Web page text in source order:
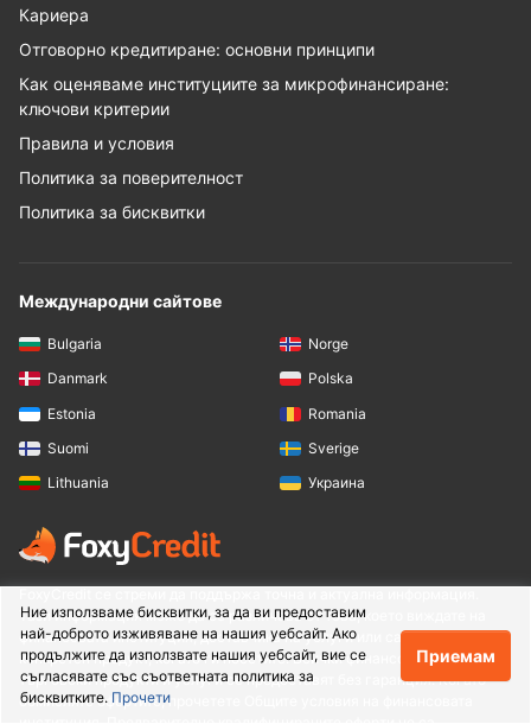
Кариера
Отговорно кредитиране: основни принципи
Как оценяваме институциите за микрофинансиране:
ключови критерии
Правила и условия
Политика за поверителност
Политика за бисквитки
Международни сайтове
Bulgaria
Danmark
Estonia
Suomi
Lithuania
Norge
Polska
Romania
Sverige
Украина
Тази информация може да се различава от това, което виждате на
финансовата институция, доставчика на услуги или сайта на
конкретен продукт, когато ги посетите. Всички финансови продукти,
търговски продукти и услуги се предоставят без гаранция. Когато
обмисляте офертите, прочетете Общите условия на финансовата
Ние използваме бисквитки, за да ви предоставим
най-доброто изживяване на нашия уебсайт. Ако
продължите да използвате нашия уебсайт, вие се
съгласявате със съответната политика за
бисквитките. Прочети
Приемам